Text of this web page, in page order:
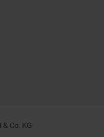
Co. KG